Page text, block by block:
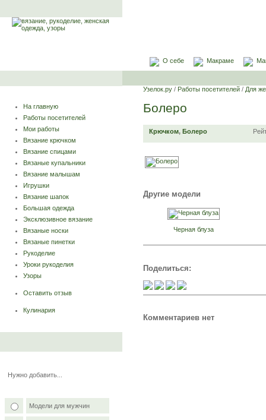
О себе Макраме
На главную
Работы посетителей
Мои работы
Вязание крючком
Вязание спицами
Вязаные купальники
Вязание малышам
Игрушки
Вязание шапок
Большая одежда
Эксклюзивное вязание
Вязаные носки
Вязаные пинетки
Рукоделие
Уроки рукоделия
Узоры
Оставить отзыв
Кулинария
Нужно добавить...
Модели для мужчин
Узелок.ру / Работы посетителей / Для
Болеро
Крючком, Болеро
Другие модели
Черная блуза
Поделиться:
Комментариев нет